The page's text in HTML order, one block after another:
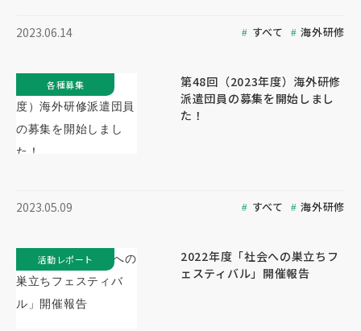
2023.06.14 すべて 海外研修
第48回（2023年度）海外研修
派遣団員の募集を開始しまし
た！
2023.05.09 すべて 海外研修
各種募集
2022年度「社会への巣立ちフ
ェスティバル」開催報告
活動レポート